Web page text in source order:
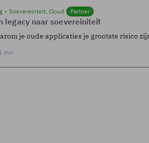
Soevereinteit, Cloud Partner
legacy naar soevereiniteit
je oude applicaties je grootste risico
min